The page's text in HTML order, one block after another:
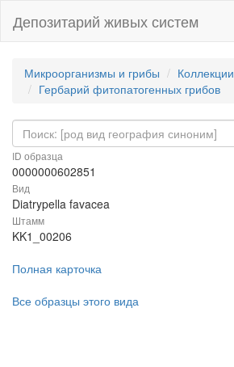
Депозитарий живых систем
Микроорганизмы и грибы
Коллекции
Гербарий фитопатогенных грибов
ID образца
0000000602851
Вид
Diatrypella favacea
Штамм
KK1_00206
Полная карточка
Все образцы этого вида